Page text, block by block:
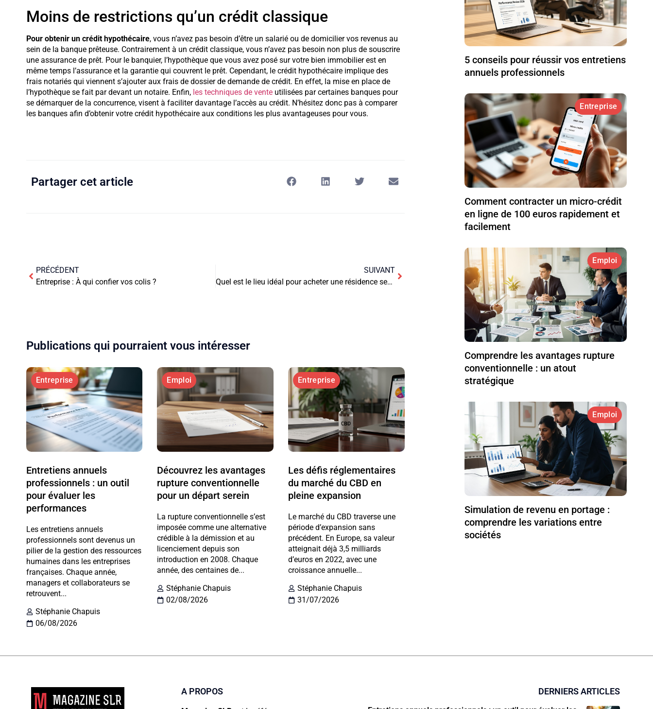
Moins de restrictions qu’un crédit classique
Pour obtenir un crédit hypothécaire, vous n’avez pas besoin d’être un salarié ou de domicilier vos revenus au
sein de la banque prêteuse. Contrairement à un crédit classique, vous n’avez pas besoin non plus de souscrire
une assurance de prêt. Pour le banquier, l’hypothèque que vous avez posé sur votre bien immobilier est en
même temps l’assurance et la garantie qui couvrent le prêt. Cependant, le crédit hypothécaire implique des
frais notariés qui viennent s’ajouter aux frais de dossier de demande de crédit. En effet, la mise en place de
l’hypothèque se fait par devant un notaire. Enfin, les techniques de vente utilisées par certaines banques pour
se démarquer de la concurrence, visent à faciliter davantage l’accès au crédit. N’hésitez donc pas à comparer
les banques afin d’obtenir votre crédit hypothécaire aux conditions les plus avantageuses pour vous.
Partager cet article
PRÉCÉDENT
Entreprise : À qui confier vos colis ?
SUIVANT
Quel est le lieu idéal pour acheter une résidence secondaire ?
Publications qui pourraient vous intéresser
Entreprise
Entretiens annuels
professionnels : un outil
pour évaluer les
performances
Les entretiens annuels
professionnels sont devenus un
pilier de la gestion des ressources
humaines dans les entreprises
françaises. Chaque année,
managers et collaborateurs se
retrouvent...
Stéphanie Chapuis
06/08/2026
Emploi
Découvrez les avantages
rupture conventionnelle
pour un départ serein
La rupture conventionnelle s’est
imposée comme une alternative
crédible à la démission et au
licenciement depuis son
introduction en 2008. Chaque
année, des centaines de...
Stéphanie Chapuis
02/08/2026
Entreprise
Les défis réglementaires
du marché du CBD en
pleine expansion
Le marché du CBD traverse une
période d’expansion sans
précédent. En Europe, sa valeur
atteignait déjà 3,5 milliards
d’euros en 2022, avec une
croissance annuelle...
Stéphanie Chapuis
31/07/2026
5 conseils pour réussir vos entretiens
annuels professionnels
Entreprise
Comment contracter un micro-crédit
en ligne de 100 euros rapidement et
facilement
Emploi
Comprendre les avantages rupture
conventionnelle : un atout
stratégique
Emploi
Simulation de revenu en portage :
comprendre les variations entre
sociétés
A PROPOS DERNIERS ARTICLES